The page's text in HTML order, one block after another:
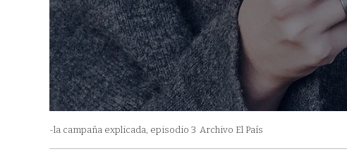
-la campaña explicada, episodio 3 Archivo El País